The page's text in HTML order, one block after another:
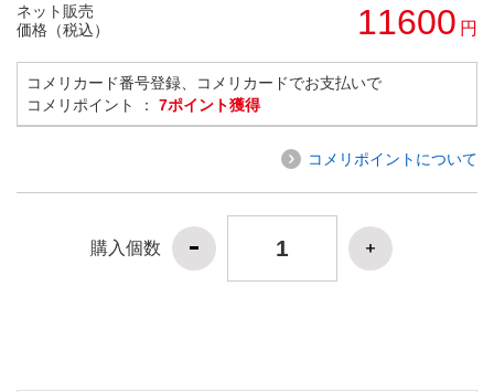
ネット販売
価格（税込）
11600 円
コメリカード番号登録、コメリカードでお支払いで
コメリポイント ： 7ポイント獲得
コメリポイントについて
購入個数